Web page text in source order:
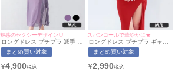
魅惑のセクシーデザイン♡
ロングドレス プチプラ 派手 タ
イト キャミソール シアー シー
スルー 谷間 背中魅せ ブローチ
かほ着用/M~L対応)
まとめ買い対象
¥4,900
スパンコールで華やかに★
ロングドレス プチプラ ギャル
タイト スリット ノースリーブ
レース 胸元隠し くびれ 赤 キ
サイズ対応) | myMinette/マイ
まとめ買い対象
¥2,990